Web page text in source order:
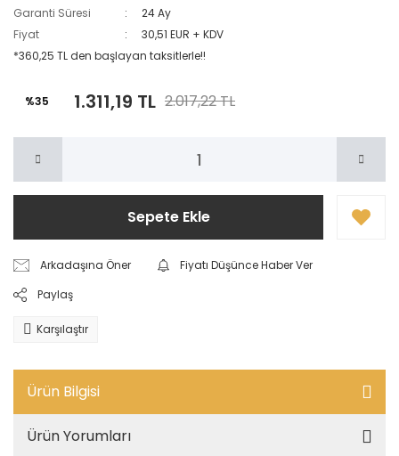
Garanti Süresi
24 Ay
Fiyat
30,51 EUR + KDV
*360,25 TL den başlayan taksitlerle!!
%35 1.311,19 TL 2.017,22 TL
Sepete Ekle
Arkadaşına Öner
Fiyatı Düşünce Haber Ver
Paylaş
Karşılaştır
Ürün Bilgisi
Ürün Yorumları